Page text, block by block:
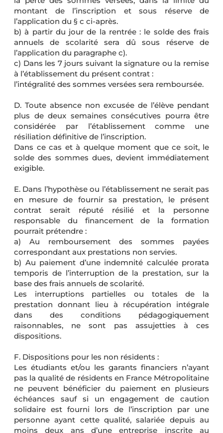
montant de l’inscription et sous réserve de
l’application du § c ci-après.
b) à partir du jour de la rentrée : le solde des frais
annuels de scolarité sera dû sous réserve de
l’application du paragraphe c).
c) Dans les 7 jours suivant la signature ou la remise
à l’établissement du présent contrat :
l’intégralité des sommes versées sera remboursée.
D. Toute absence non excusée de l’élève pendant
plus de deux semaines consécutives pourra être
considérée par l’établissement comme une
résiliation définitive de l’inscription.
Dans ce cas et à quelque moment que ce soit, le
solde des sommes dues, devient immédiatement
exigible.
E. Dans l’hypothèse ou l’établissement ne serait pas
en mesure de fournir sa prestation, le présent
contrat serait réputé résilié et la personne
responsable du financement de la formation
pourrait prétendre :
a) Au remboursement des sommes payées
correspondant aux prestations non servies.
b) Au paiement d’une indemnité calculée prorata
temporis de l’interruption de la prestation, sur la
base des frais annuels de scolarité.
Les interruptions partielles ou totales de la
prestation donnant lieu à récupération intégrale
dans des conditions pédagogiquement
raisonnables, ne sont pas assujetties à ces
dispositions.
F. Dispositions pour les non résidents :
Les étudiants et/ou les garants financiers n’ayant
pas la qualité de résidents en France Métropolitaine
ne peuvent bénéficier du paiement en plusieurs
échéances sauf si un engagement de caution
solidaire est fourni lors de l’inscription par une
personne ayant cette qualité, salariée depuis au
moins deux ans d’une entreprise inscrite au